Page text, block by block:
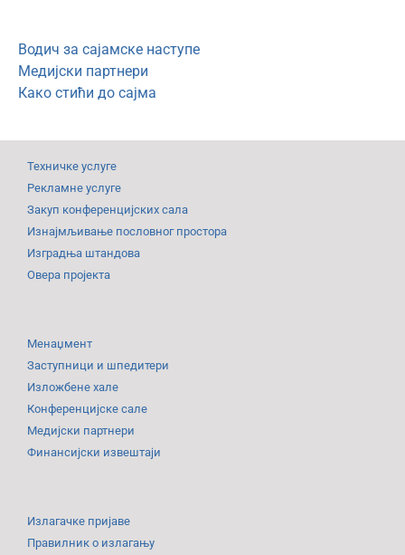
Водич за сајамске наступе
Медијски партнери
Како стићи до сајма
Техничке услуге
Рекламне услуге
Закуп конференцијских сала
Изнајмљивање пословног простора
Изградња штандова
Овера пројекта
Менаџмент
Заступници и шпедитери
Изложбене хале
Конференцијске сале
Медијски партнери
Финансијски извештаји
Излагачке пријаве
Правилник о излагању